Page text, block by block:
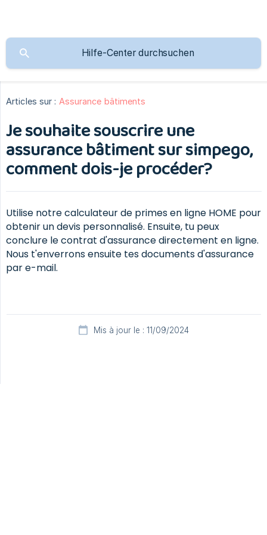
Articles sur : Assurance bâtiments
Je souhaite souscrire une
assurance bâtiment sur simpego,
comment dois-je procéder?
Utilise notre calculateur de primes en ligne HOME pour
obtenir un devis personnalisé. Ensuite, tu peux
conclure le contrat d'assurance directement en ligne.
Nous t'enverrons ensuite tes documents d'assurance
par e-mail.
Mis à jour le : 11/09/2024